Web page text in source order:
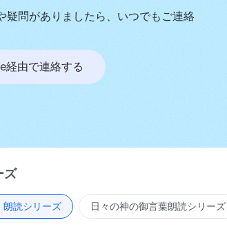
疑問がありましたら、いつでもご連絡
経由で連絡する
ズ
朗読シリーズ 日々の神の御言葉朗読シリーズ